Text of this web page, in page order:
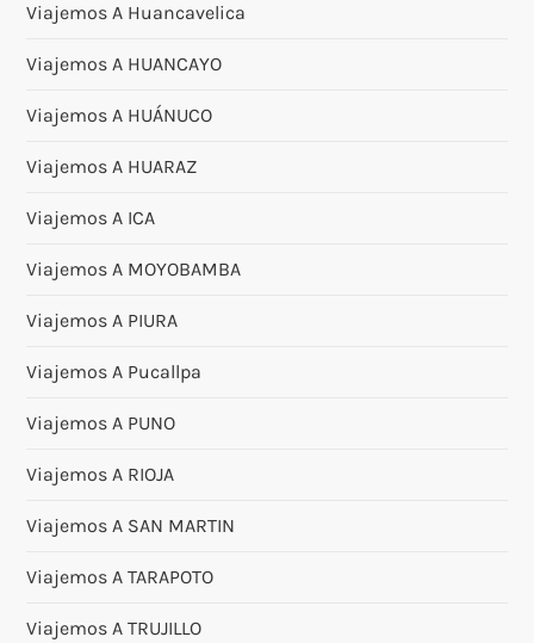
Viajemos A Huancavelica
Viajemos A HUANCAYO
Viajemos A HUÁNUCO
Viajemos A HUARAZ
Viajemos A ICA
Viajemos A MOYOBAMBA
Viajemos A PIURA
Viajemos A Pucallpa
Viajemos A PUNO
Viajemos A RIOJA
Viajemos A SAN MARTIN
Viajemos A TARAPOTO
Viajemos A TRUJILLO